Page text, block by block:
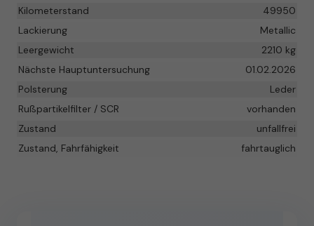
Kilometerstand
49950
Lackierung
Metallic
Leergewicht
2210 kg
Nächste Hauptuntersuchung
01.02.2026
Polsterung
Leder
Rußpartikelfilter / SCR
vorhanden
Zustand
unfallfrei
Zustand, Fahrfähigkeit
fahrtauglich